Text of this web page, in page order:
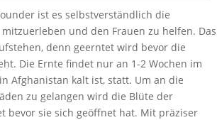
ist es selbstverständlich die
und den Frauen zu helfen. Das
denn geerntet wird bevor die
Die Ernte findet nur an 1-2 Wochen im
Afghanistan kalt ist, statt. Um an die
zu gelangen wird die Blüte der
bevor sie sich geöffnet hat. Mit präziser